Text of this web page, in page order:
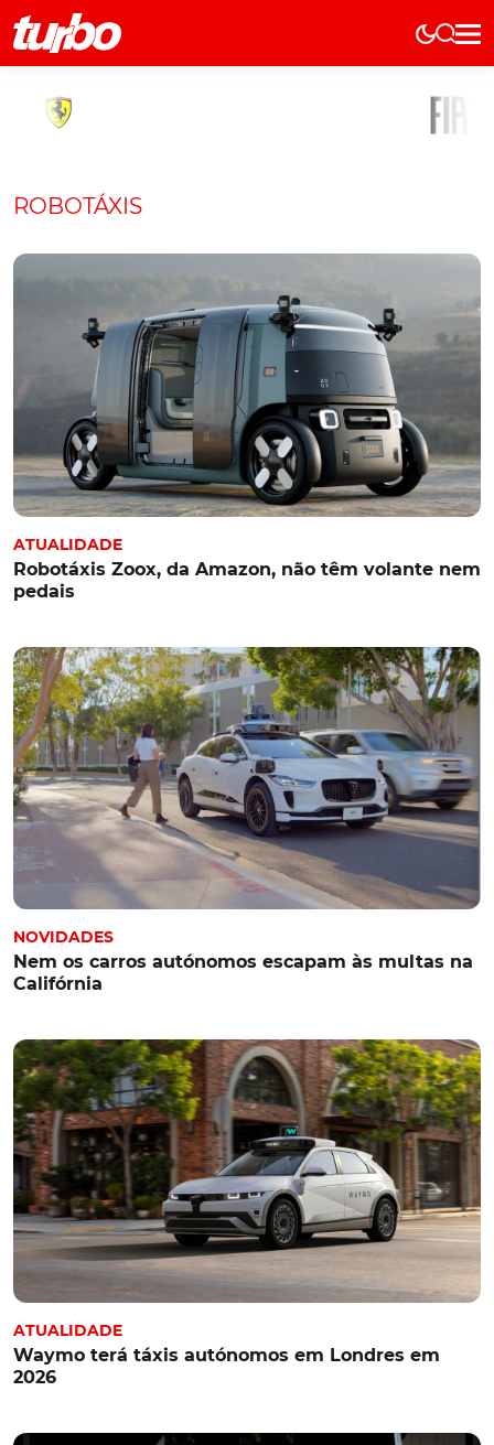
Elétricos
Marcas
História
Comerciais
Curiosidades
Elétricos
Técnica
Testes
ROBOTÁXIS
ATUALIDADE
Robotáxis Zoox, da Amazon, não têm volante nem
pedais
NOVIDADES
Nem os carros autónomos escapam às multas na
Califórnia
ATUALIDADE
Waymo terá táxis autónomos em Londres em
2026